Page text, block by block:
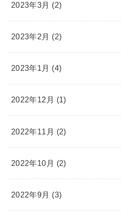
2023年3月 (2)
2023年2月 (2)
2023年1月 (4)
2022年12月 (1)
2022年11月 (2)
2022年10月 (2)
2022年9月 (3)